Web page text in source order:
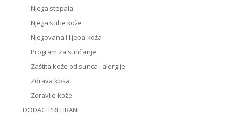
Njega stopala
Njega suhe kože
Njegovana i lijepa koža
Program za sunčanje
Zaštita kože od sunca i alergije
Zdrava kosa
Zdravlje kože
DODACI PREHRANI